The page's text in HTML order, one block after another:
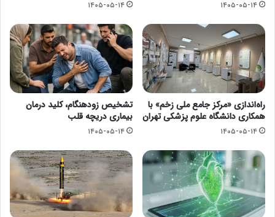
۱۴۰۵-۰۵-۱۴ ۱۴۰۵-۰۵-۱۴
راه‌اندازی «مرکز جامع ملی زخم» با
همکاری دانشگاه علوم پزشکی تهران
۱۴۰۵-۰۵-۱۴
تشخیص زودهنگام، کلید درمان
بیماری دریچه قلب
۱۴۰۵-۰۵-۱۴